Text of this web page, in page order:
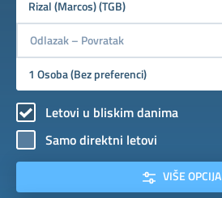
Letovi u bliskim danima
Samo direktni letovi
VIŠE OPCIJA